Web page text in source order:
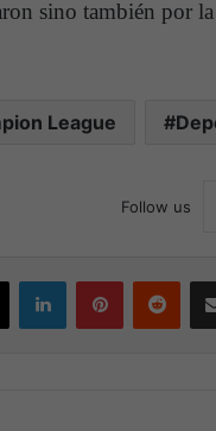
sino también por
League
Follow us